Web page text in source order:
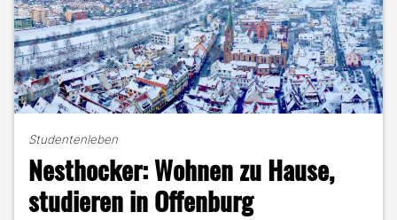
Studentenleben
Nesthocker: Wohnen zu Hause,
studieren in Offenburg